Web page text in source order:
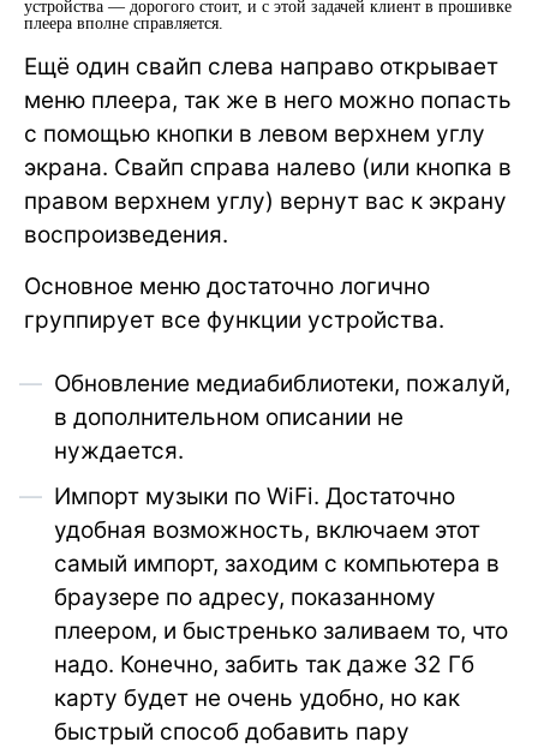
устройства — дорогого стоит, и с этой задачей клиент в прошивке
плеера вполне справляется.
Ещё один свайп слева направо открывает
меню плеера, так же в него можно попасть
с помощью кнопки в левом верхнем углу
экрана. Свайп справа налево (или кнопка в
правом верхнем углу) вернут вас к экрану
воспроизведения.
Основное меню достаточно логично
группирует все функции устройства.
Обновление медиабиблиотеки, пожалуй,
в дополнительном описании не
нуждается.
Импорт музыки по WiFi. Достаточно
удобная возможность, включаем этот
самый импорт, заходим с компьютера в
браузере по адресу, показанному
плеером, и быстренько заливаем то, что
надо. Конечно, забить так даже 32 Гб
карту будет не очень удобно, но как
быстрый способ добавить пару